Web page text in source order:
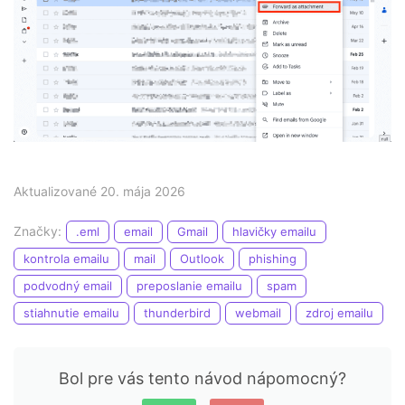
Aktualizované 20. mája 2026
Značky: .eml email Gmail
hlavičky emailu
kontrola emailu
mail Outlook
phishing
podvodný email
preposlanie emailu
spam
stiahnutie emailu
thunderbird webmail zdroj emailu
Bol pre vás tento návod nápomocný?